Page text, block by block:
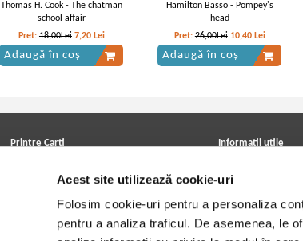
Acest site utilizează cookie-uri
Folosim cookie-uri pentru a personaliza
pentru a analiza traficul. De asemenea, le
Thomas H. Cook - The chatman
school affair
Pret: 18,00Lei 7,20 Lei
Adaugă în coș
Hamilton Basso - Pompey's
head
Pret:26,00Lei 10,40 Lei
Adaugă în coș
Printre Carti
Cele mai căutate cărți
Informatii utile
Achizitii viniluri, casete,
Cum cumpar?
Politica de livrare
Retur comenzi